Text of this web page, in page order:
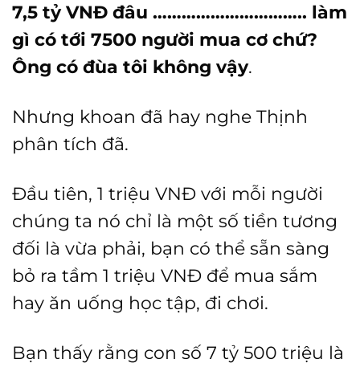
7,5 tỷ VNĐ đâu ………………………….. làm
gì có tới 7500 người mua cơ chứ?
Ông có đùa tôi không vậy.
Nhưng khoan đã hay nghe Thịnh
phân tích đã.
Đầu tiên, 1 triệu VNĐ với mỗi người
chúng ta nó chỉ là một số tiền tương
đối là vừa phải, bạn có thể sẵn sàng
bỏ ra tầm 1 triệu VNĐ để mua sắm
hay ăn uống học tập, đi chơi.
Bạn thấy rằng con số 7 tỷ 500 triệu là